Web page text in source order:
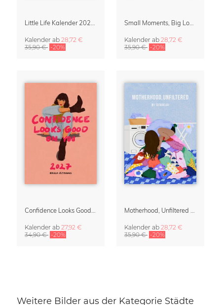
Kalender ab 28,72 €
35,90 € -20%
Kalender ab 28,72 €
35,90 € -20%
Kalender ab 27,92 €
34,90 € -20%
Kalender ab 28,72 €
35,90 € -20%
Weitere Bilder aus der Kategorie Städte